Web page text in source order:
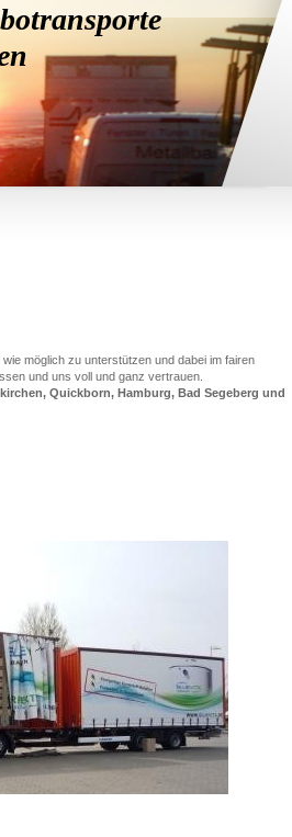
möglich zu unterstützen und dabei im fairen
und uns voll und ganz vertrauen.
Quickborn, Hamburg, Bad Segeberg und